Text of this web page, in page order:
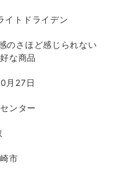
イトドライデン
のさほど感じられない
な商品
月27日
ンター
市